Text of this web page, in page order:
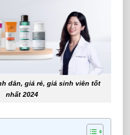
dân, giá rẻ, giá sinh viên tốt
nhất 2024